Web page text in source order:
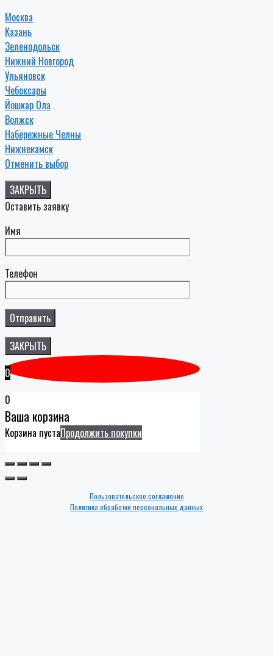
Москва
Казань
Зеленодольск
Нижний Новгород
Ульяновск
Чебоксары
Йошкар Ола
Волжск
Набережные Челны
Нижнекамск
Отменить выбор
ЗАКРЫТЬ
Оставить заявку
Имя
Телефон
ЗАКРЫТЬ
0
0
Ваша корзина
Корзина пустаПродолжить покупки
Пользовательское соглашение
Политика обработки персональных данных